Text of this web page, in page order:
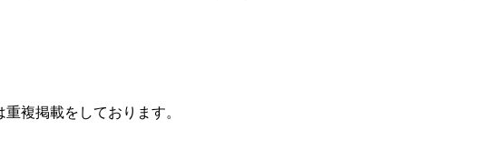
複掲載をしております。